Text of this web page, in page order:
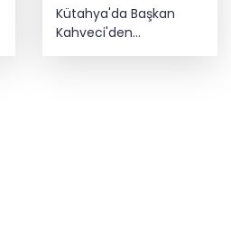
Kütahya'da Başkan
Kahveci'den